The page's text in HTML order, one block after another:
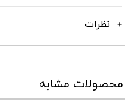
نظرات
محصولات مشابه